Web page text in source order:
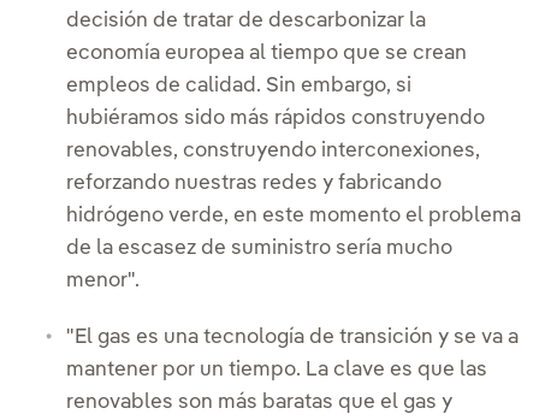
decisión de tratar de descarbonizar la
economía europea al tiempo que se crean
empleos de calidad. Sin embargo, si
hubiéramos sido más rápidos construyendo
renovables, construyendo interconexiones,
reforzando nuestras redes y fabricando
hidrógeno verde, en este momento el problema
de la escasez de suministro sería mucho
menor".
"El gas es una tecnología de transición y se va a
mantener por un tiempo. La clave es que las
renovables son más baratas que el gas y